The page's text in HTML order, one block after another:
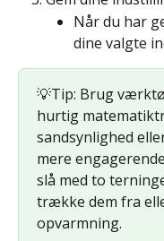
Når du har
dine valgte
💡Tip: Brug
hurtig
sandsynlighed
mere
slå med to
trække dem fra
opvarmning.